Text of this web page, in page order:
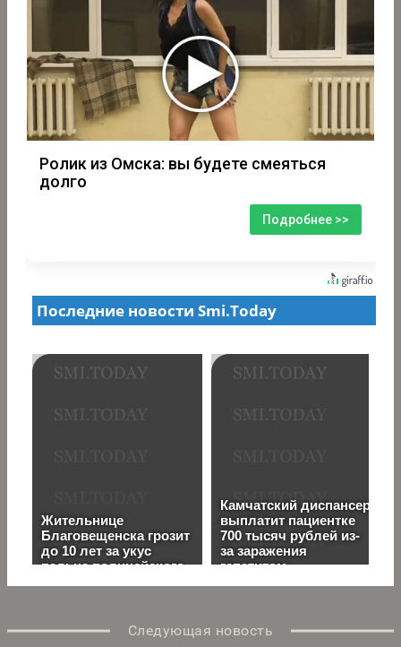
Ролик из Омска: вы будете смеяться
долго
Подробнее >>
Следующая новость